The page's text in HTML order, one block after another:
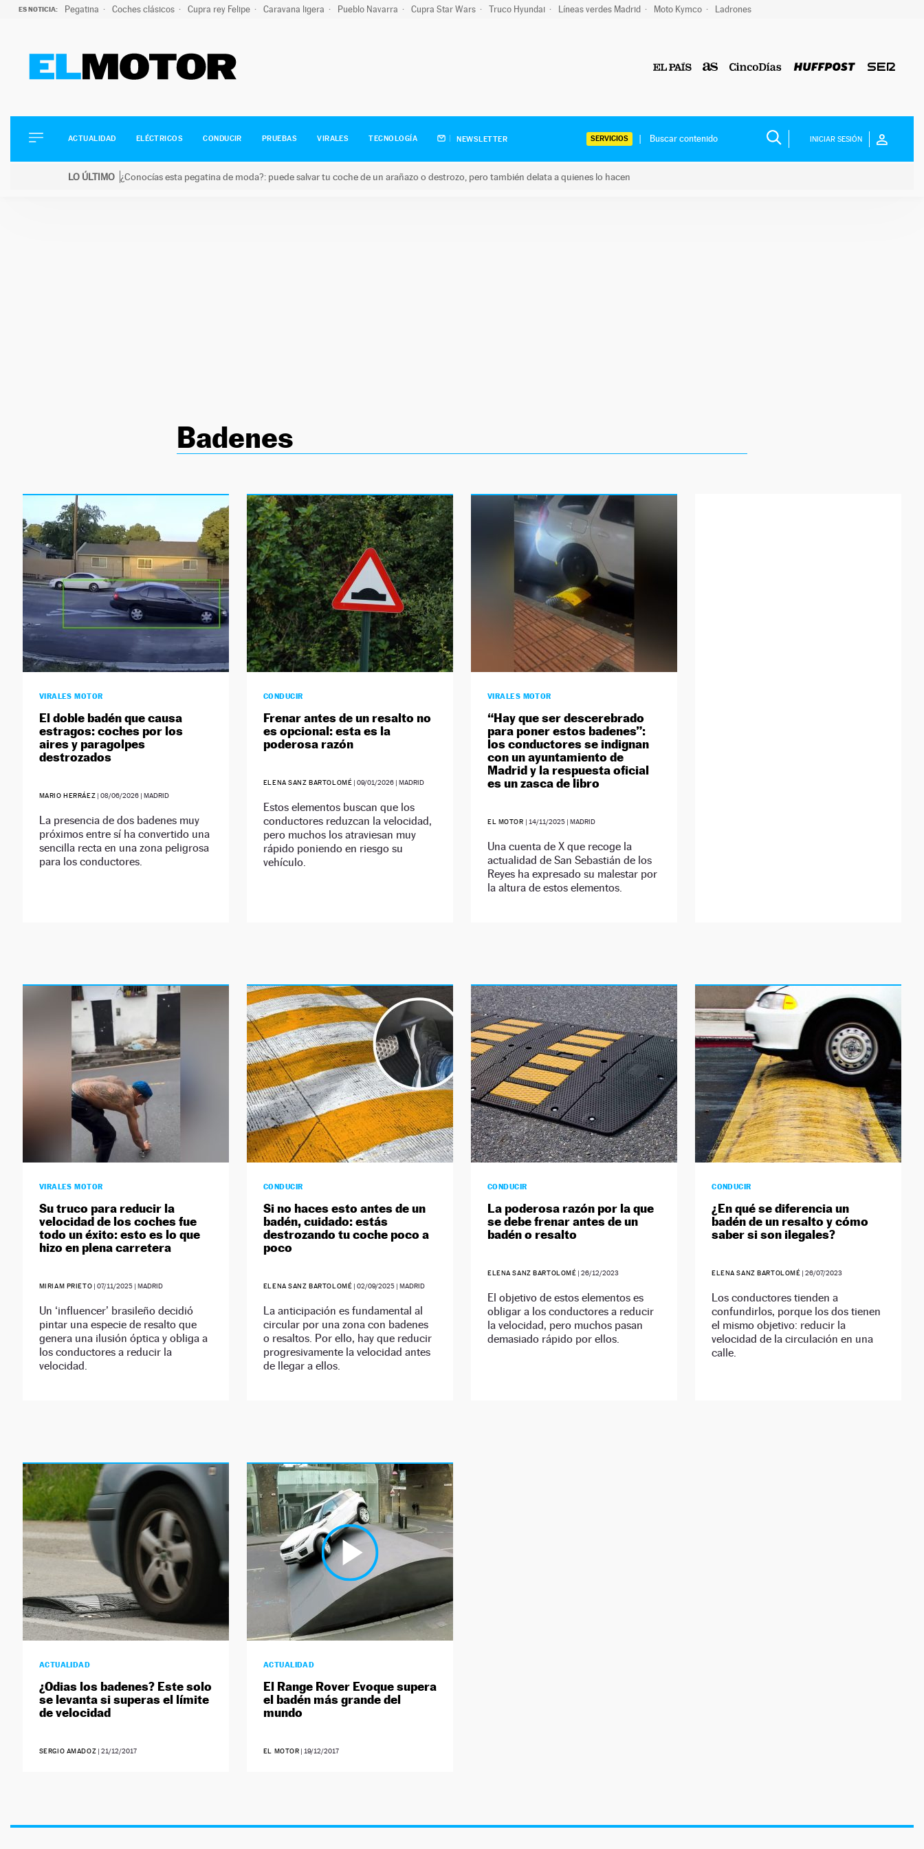
ES NOTICIA: Pegatina Coches clásicos Cupra rey Felipe Caravana ligera Pueblo Navarra Cupra Star Wars Truco Hyundai Líneas verdes Madrid Moto Kymco Ladrones
ELÉCTRICOS
CONDUCIR
ACTUALIDAD ELÉCTRICOS CONDUCIR PRUEBAS VIRALES TECNOLOGÍA NEWSLETTER SERVICIOS INICIAR SESIÓN
LO ÚLTIMO ¿Conocías esta pegatina de moda?: puede salvar tu coche de un arañazo o destrozo, pero también delata a quienes lo hacen
Badenes
VIRALES MOTOR
El doble badén que causa
estragos: coches por los
aires y paragolpes
destrozados
MARIO HERRÁEZ |08/06/2026 | MADRID
La presencia de dos badenes muy
próximos entre sí ha convertido una
sencilla recta en una zona peligrosa
para los conductores.
CONDUCIR
Frenar antes de un resalto no
es opcional: esta es la
poderosa razón
ELENA SANZ BARTOLOMÉ |09/01/2026 | MADRID
Estos elementos buscan que los
conductores reduzcan la velocidad,
pero muchos los atraviesan muy
rápido poniendo en riesgo su
vehículo.
VIRALES MOTOR
“Hay que ser descerebrado
para poner estos badenes”:
los conductores se indignan
con un ayuntamiento de
Madrid y la respuesta oficial
es un zasca de libro
EL MOTOR | 14/11/2025| MADRID
Una cuenta de X que recoge la
actualidad de San Sebastián de los
Reyes ha expresado su malestar por
la altura de estos elementos.
VIRALES MOTOR
Su truco para reducir la
velocidad de los coches fue
todo un éxito: esto es lo que
hizo en plena carretera
MIRIAM PRIETO |07/11/2025 | MADRID
Un ‘influencer’ brasileño decidió
pintar una especie de resalto que
genera una ilusión óptica y obliga a
los conductores a reducir la
velocidad.
CONDUCIR
Si no haces esto antes de un
badén, cuidado: estás
destrozando tu coche poco a
poco
ELENA SANZ BARTOLOMÉ |02/09/2025 | MADRID
La anticipación es fundamental al
circular por una zona con badenes
o resaltos. Por ello, hay que reducir
progresivamente la velocidad antes
de llegar a ellos.
CONDUCIR
La poderosa razón por la que
se debe frenar antes de un
badén o resalto
ELENA SANZ BARTOLOMÉ |26/12/2023
El objetivo de estos elementos es
obligar a los conductores a reducir
la velocidad, pero muchos pasan
demasiado rápido por ellos.
CONDUCIR
¿En qué se diferencia un
badén de un resalto y cómo
saber si son ilegales?
ELENA SANZ BARTOLOMÉ |26/07/2023
Los conductores tienden a
confundirlos, porque los dos tienen
el mismo objetivo: reducir la
velocidad de la circulación en una
calle.
ACTUALIDAD
¿Odias los badenes? Este solo
se levanta si superas el límite
de velocidad
SERGIO AMADOZ |21/12/2017
ACTUALIDAD
El Range Rover Evoque supera
el badén más grande del
mundo
EL MOTOR | 19/12/2017